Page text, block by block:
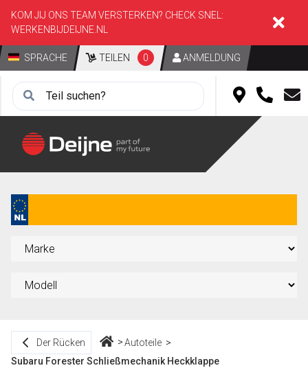
KOM JIJ ONS TEAM VERSTERKEN? CHECK SNEL:
WERKENBIJDEIJNE.NL
SPRACHE TEILEN 0 ANMELDUNG
Der Rücken
Autoteile
Subaru Forester Schließmechanik Heckklappe